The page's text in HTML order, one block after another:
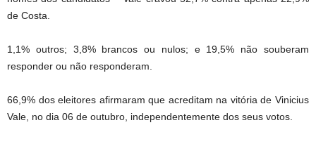
de Costa.
1,1% outros; 3,8% brancos ou nulos; e 19,5% não souberam
responder ou não responderam.
66,9% dos eleitores afirmaram que acreditam na vitória de Vinicius
Vale, no dia 06 de outubro, independentemente dos seus votos.